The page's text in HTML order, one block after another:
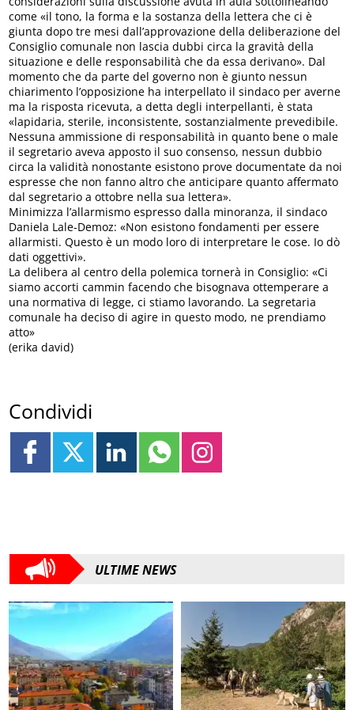
come «il tono, la forma e la sostanza della lettera che ci è
giunta dopo tre mesi dall’approvazione della deliberazione del
Consiglio comunale non lascia dubbi circa la gravità della
situazione e delle responsabilità che da essa derivano». Dal
momento che da parte del governo non è giunto nessun
chiarimento l’opposizione ha interpellato il sindaco per averne
ma la risposta ricevuta, a detta degli interpellanti, è stata
«lapidaria, sterile, inconsistente, sostanzialmente prevedibile.
Nessuna ammissione di responsabilità in quanto bene o male
il segretario aveva apposto il suo consenso, nessun dubbio
circa la validità nonostante esistono prove documentate da noi
espresse che non fanno altro che anticipare quanto affermato
dal segretario a ottobre nella sua lettera».
Minimizza l’allarmismo espresso dalla minoranza, il sindaco
Daniela Lale-Demoz: «Non esistono fondamenti per essere
allarmisti. Questo è un modo loro di interpretare le cose. Io dò
dati oggettivi».
La delibera al centro della polemica tornerà in Consiglio: «Ci
siamo accorti cammin facendo che bisognava ottemperare a
una normativa di legge, ci stiamo lavorando. La segretaria
comunale ha deciso di agire in questo modo, ne prendiamo
atto»
(erika david)
Condividi
ULTIME NEWS